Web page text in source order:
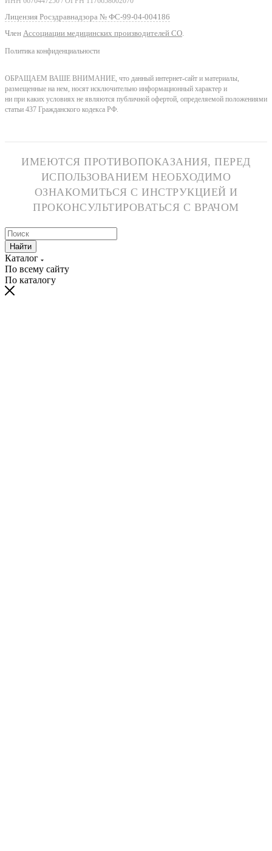
Лицензия Росздравнадзора № ФС-99-04-004186
Член Ассоциации медицинских производителей СО
Политика конфиденциальности
ОБРАЩАЕМ ВАШЕ ВНИМАНИЕ, что данный интернет-сайт и материалы,
размещенные на нем, носят исключительно информационный характер и
ни при каких условиях не являются публичной офертой, определяемой положениями
статьи 437 Гражданского кодекса РФ.
ИМЕЮТСЯ ПРОТИВОПОКАЗАНИЯ, ПЕРЕД
ИСПОЛЬЗОВАНИЕМ НЕОБХОДИМО
ОЗНАКОМИТЬСЯ С ИНСТРУКЦИЕЙ И
ПРОКОНСУЛЬТИРОВАТЬСЯ С ВРАЧОМ
Найти
Каталог
По всему сайту
По каталогу